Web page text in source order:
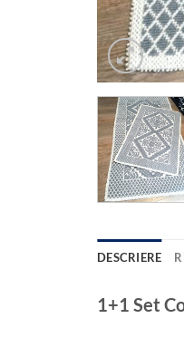
DESCRIERE
1+1 Set